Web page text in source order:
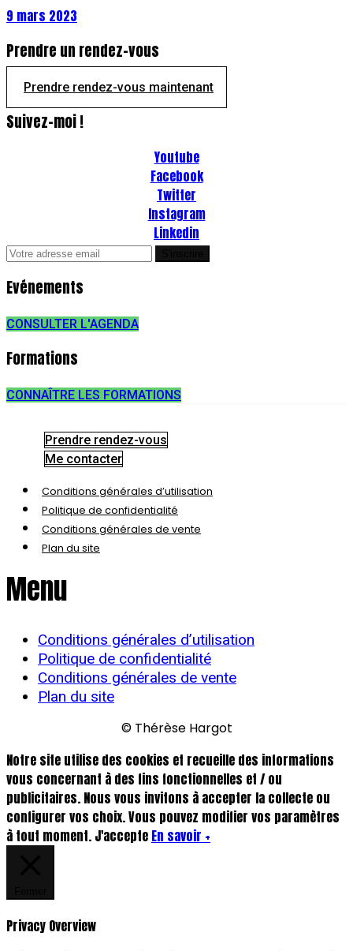
9 mars 2023
Prendre un rendez-vous
Prendre rendez-vous maintenant
Suivez-moi !
Youtube
Facebook
Twitter
Instagram
Linkedin
Evénements
CONSULTER L'AGENDA
Formations
CONNAÎTRE LES FORMATIONS
Prendre rendez-vous
Me contacter
Conditions générales d’utilisation
Politique de confidentialité
Conditions générales de vente
Plan du site
Menu
Conditions générales d’utilisation
Politique de confidentialité
Conditions générales de vente
Plan du site
© Thérèse Hargot
Notre site utilise des cookies et recueille des informations
vous concernant à des fins fonctionnelles et / ou
publicitaires. Nous vous invitons à accepter la collecte ou
configurer vos choix. Vous pouvez modifier vos paramètres
à tout moment. J'accepte En savoir +
Privacy Overview